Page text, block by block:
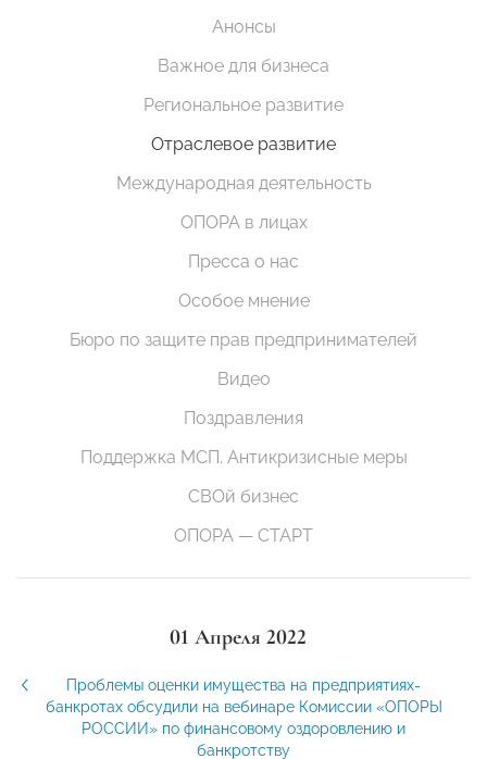
Анонсы
Важное для бизнеса
Региональное развитие
Отраслевое развитие
Международная деятельность
ОПОРА в лицах
Пресса о нас
Особое мнение
Бюро по защите прав предпринимателей
Видео
Поздравления
Поддержка МСП. Антикризисные меры
СВОй бизнес
ОПОРА — СТАРТ
01 Апреля 2022
Проблемы оценки имущества на предприятиях-
банкротах обсудили на вебинаре Комиссии «ОПОРЫ
РОССИИ» по финансовому оздоровлению и
банкротству